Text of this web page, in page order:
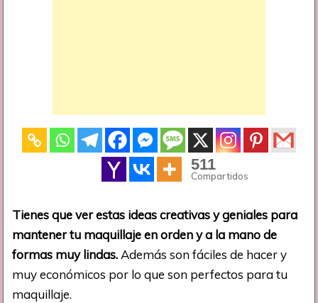
511
Compartidos
Tienes que ver estas ideas creativas y geniales para
mantener tu maquillaje en orden y a la mano de
formas muy lindas.Además son fáciles de hacer y
muy económicos por lo que son perfectos para tu
maquillaje.